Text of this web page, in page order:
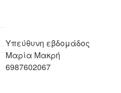
Υπεύθυνη εβδομάδος
Μαρία Μακρή
6987602067